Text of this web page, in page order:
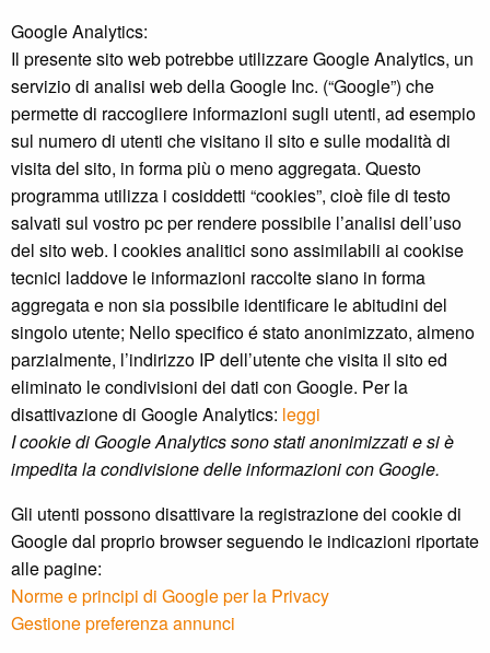
Google Analytics:
Il presente sito web potrebbe utilizzare Google Analytics, un
servizio di analisi web della Google Inc. (“Google”) che
permette di raccogliere informazioni sugli utenti, ad esempio
sul numero di utenti che visitano il sito e sulle modalità di
visita del sito, in forma più o meno aggregata. Questo
programma utilizza i cosiddetti “cookies”, cioè file di testo
salvati sul vostro pc per rendere possibile l’analisi dell’uso
del sito web. I cookies analitici sono assimilabili ai cookise
tecnici laddove le informazioni raccolte siano in forma
aggregata e non sia possibile identificare le abitudini del
singolo utente; Nello specifico é stato anonimizzato, almeno
parzialmente, l’indirizzo IP dell’utente che visita il sito ed
eliminato le condivisioni dei dati con Google. Per la
disattivazione di Google Analytics: leggi
I cookie di Google Analytics sono stati anonimizzati e si è
impedita la condivisione delle informazioni con Google.
Gli utenti possono disattivare la registrazione dei cookie di
Google dal proprio browser seguendo le indicazioni riportate
alle pagine:
Norme e principi di Google per la Privacy
Gestione preferenza annunci